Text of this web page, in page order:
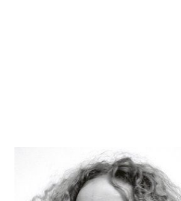
Warum so viel